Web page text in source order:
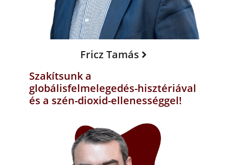
Fricz Tamás
Szakítsunk a
globálisfelmelegedés-hisztériával
és a szén-dioxid-ellenességgel!